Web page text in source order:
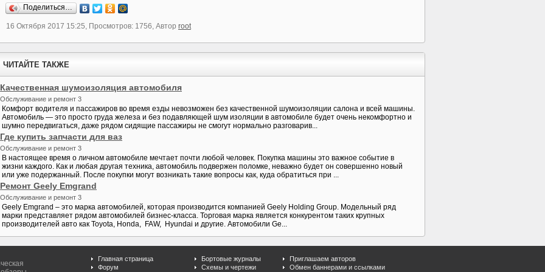
Поделиться…
16 Октября 2017 15:25, Просмотров: 1756, Автор root
ЧИТАЙТЕ ТАКЖЕ
Качественная шумоизоляция автомобиля
Обслуживание и ремонт 3
Комфорт водителя и пассажиров во время езды невозможен без качественной шумоизоляции салона и всей машины.
Автомобиль — это просто груда железа и без подавляющей шум изоляции в автомобиле будет очень некомфортно и
шумно передвигаться, даже рядом сидящие пассажиры не смогут нормально разговарив...
Где купить запчасти для ваз
Обслуживание и ремонт 3
В настоящее время о личном автомобиле мечтает почти любой человек. Покупка машины это важное событие в
жизни каждого. Как и любая другая техника, автомобиль подвержен поломке, неважно будет он совершенно новый
или уже подержанный. После покупки могут возникать такие вопросы как, куда обратиться при ...
Ремонт Geely Emgrand
Обслуживание и ремонт 3
Geely Emgrand – это марка автомобилей, которая производится компанией Geely Holding Group. Модельный ряд
марки представляет рядом автомобилей бизнес-класса. Торговая марка является конкурентом таких крупных
производителей авто как Toyota, Honda, FAW, Hyundai и другие. Автомобили Ge...
Главная страница
Форум
Бортовые журналы
Схемы и чертежи
Приглашаем авторов
Обмен баннерами и ссылками